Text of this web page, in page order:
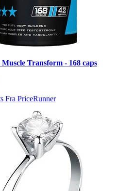
Transform - 168 caps
Fra PriceRunner